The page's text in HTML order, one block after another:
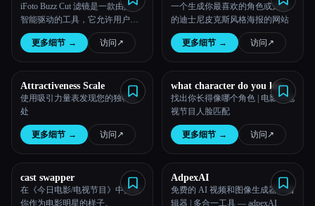
iFoto Buzz Cut 滤镜是一款由人工
智能驱动的工具，它允许用户直
观地看到自己使用蜂鸣发型的外
观。更多细节 → 访问 ↗︎
一个生成你最喜欢的角色或宠物
的迪士尼皮克斯风格海报的网站
更多细节 → 访问 ↗︎
Attractiveness Scale
使用吸引力量表发现您的独特之
处
更多细节 → 访问 ↗︎
what character do you look
like
找出你长得像哪个角色 | 电影和电
视节目人脸匹配
更多细节 → 访问 ↗︎
cast swapper
在《今日电影/电视节目》中探索
你作为电影明星的样子。
AdpexAI
免费的 AI 视频和图像生成器和编
辑器 | 多合一工具 — adpexAI